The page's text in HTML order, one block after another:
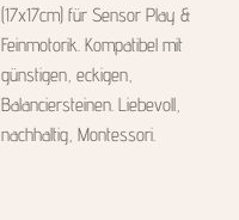
(17x17cm) für Sensor Play &
Feinmotorik. Kompatibel mit
günstigen, eckigen,
Balanciersteinen. Liebevoll,
nachhaltig, Montessori.